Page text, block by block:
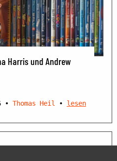
Harris und Andrew
• Thomas Heil • lesen